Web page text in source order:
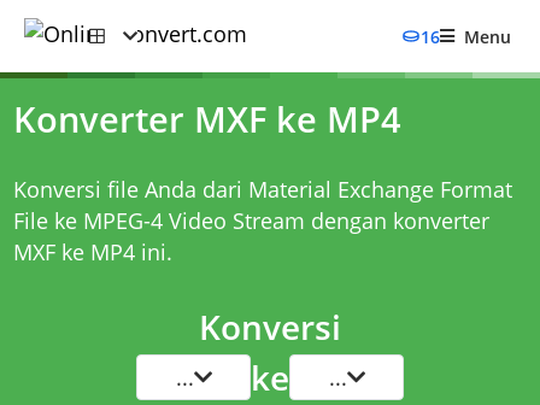
16 Menu
Konverter MXF ke MP4
Konversi file Anda dari Material Exchange Format
File ke MPEG-4 Video Stream dengan konverter
MXF ke MP4ini.
Konversi
... ke ...